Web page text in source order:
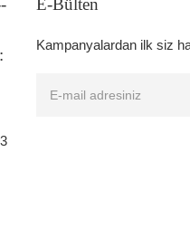
E-Bülten
Kampanyalardan ilk siz